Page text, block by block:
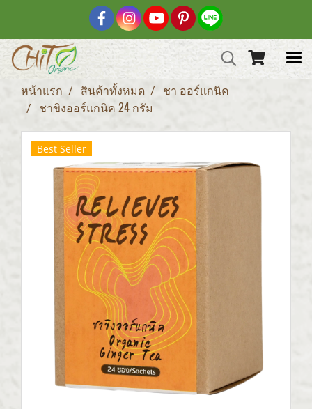
หน้าแรก สินค้าทั้งหมด
ชา ออร์แกนิค
ชาขิงออร์แกนิค 24 กรัม
Best Seller